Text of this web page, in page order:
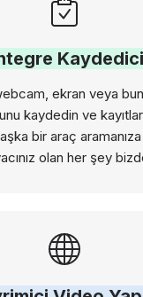
Kaydedici
ekran veya
kaydedin ve
bir araç
olan her şey